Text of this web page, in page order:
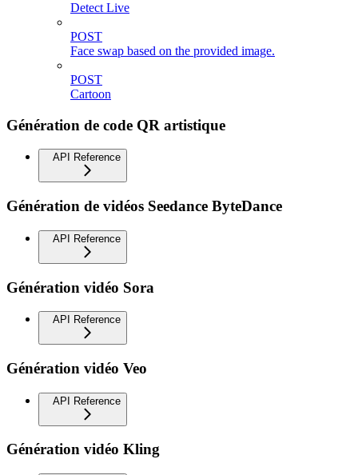
Detect Live
POST
Face swap based on the provided image.
POST
Cartoon
Génération de code QR artistique
API Reference
Génération de vidéos Seedance ByteDance
API Reference
Génération vidéo Sora
API Reference
Génération vidéo Veo
API Reference
Génération vidéo Kling